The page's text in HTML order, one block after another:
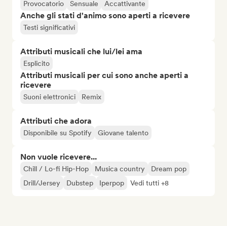
Provocatorio
Sensuale Accattivante
Anche gli stati d'animo sono aperti a ricevere
Testi significativi
Attributi musicali che lui/lei ama
Esplicito
Attributi musicali per cui sono anche aperti a
ricevere
Suoni elettronici Remix
Attributi che adora
Disponibile su Spotify Giovane talento
Non vuole ricevere...
Chill / Lo-fi Hip-Hop Musica country
Dream pop
Drill/Jersey
Dubstep Iperpop Vedi tutti +8